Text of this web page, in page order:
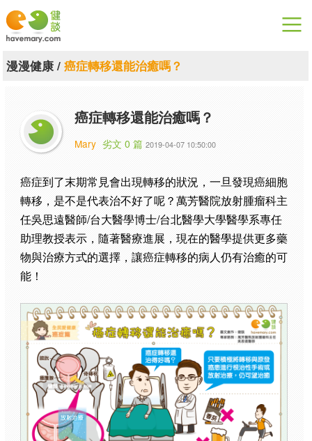
漫漫健康
關於健談
聯絡我們
下載專區
漫漫健康/ 癌症轉移還能治癒嗎？
癌症轉移還能治癒嗎？
Mary 劣文 0 篇 2019-04-07 10:50:00
癌症到了末期常見會出現轉移的狀況，一旦發現癌細胞
轉移，是不是代表治不好了呢？萬芳醫院放射腫瘤科主
任吳思遠醫師/台大醫學博士/台北醫學大學醫學系專任
助理教授表示，隨著醫療進展，現在的醫學提供更多藥
物與治療方式的選擇，讓癌症轉移的病人仍有治癒的可
能！